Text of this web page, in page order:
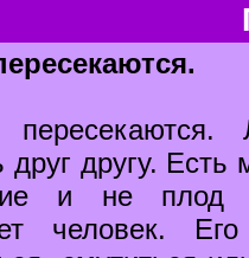
другу. Есть
и не плод
человек.